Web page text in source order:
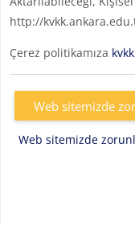
http://
Çerez politikamıza
Web sitemizde
Web sitemizde